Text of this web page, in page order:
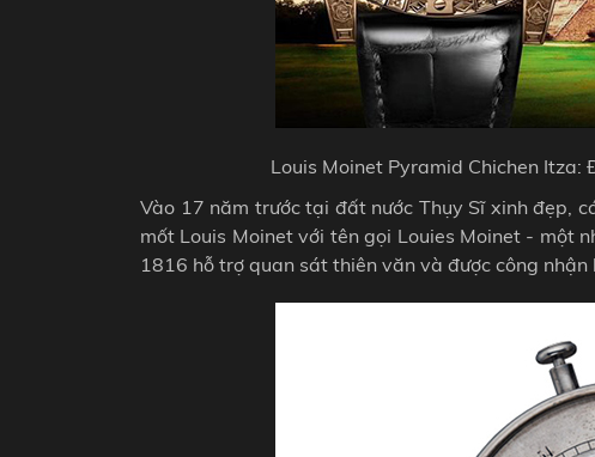
Louis Moinet Pyramid Chichen
Vào 17 năm trước tại đất nước Thụy Sĩ xinh đẹp,
mốt Louis Moinet với tên gọi Louies Moinet - một
1816 hỗ trợ quan sát thiên văn và được công